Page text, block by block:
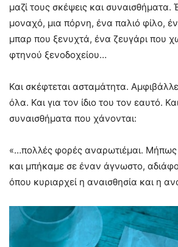
μαζί τους σκέψεις και
μοναχό, μια πόρνη, ένα παλιό φίλο,
μπαρ που ξενυχτά, ένα ζευγάρι που
φτηνού ξενοδοχείου…
Και σκέφτεται ασταμάτητα.
όλα. Και για τον ίδιο του τον εαυτό.
συναισθήματα που χάνονται:
«…πολλές φορές αναρωτιέμαι.
και μπήκαμε σε έναν άγνωστο,
όπου κυριαρχεί η αναισθησία και η